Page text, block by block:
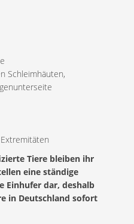
Schleimhäuten,
Tiere bleiben ihr
eine ständige
Einhufer dar, deshalb
in Deutschland sofort